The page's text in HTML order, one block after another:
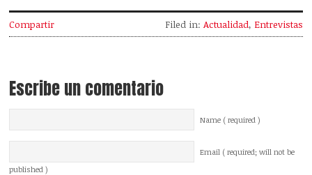
Compartir Filed in: Actualidad, Entrevistas
Escribe un comentario
Name ( required )
Email ( required; will not be
published )